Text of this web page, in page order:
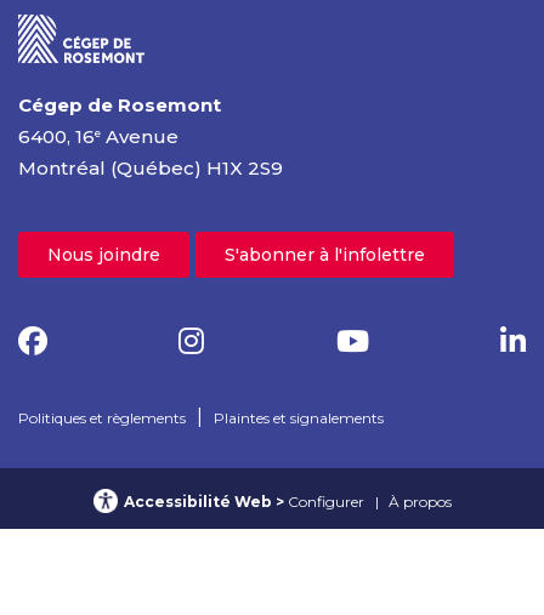
Cégep de Rosemont
6400, 16e Avenue
Montréal (Québec) H1X 2S9
Nous joindre S'abonner à l'infolettre
Politiques et règlements Plaintes et signalements
Accessibilité Web Configurer À propos